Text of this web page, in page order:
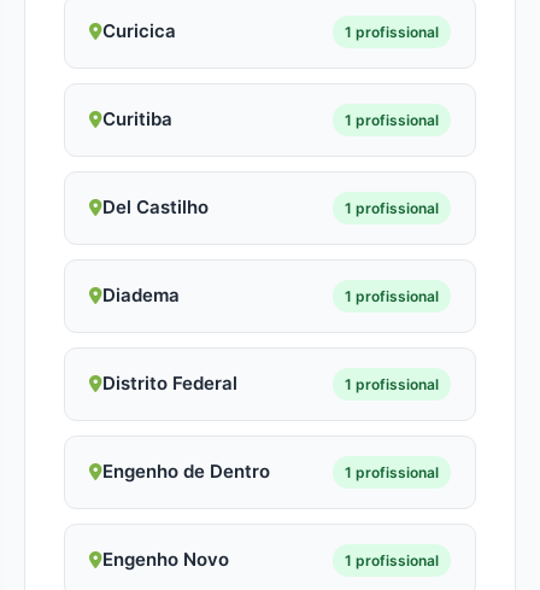
Curicica 1 profissional
Curitiba 1 profissional
Del Castilho 1 profissional
Diadema 1 profissional
Distrito Federal 1 profissional
Engenho de Dentro 1 profissional
Engenho Novo 1 profissional